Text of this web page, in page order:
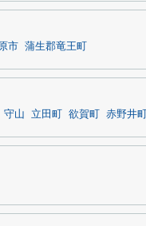
市 蒲生郡竜王町
守山 立田町 欲賀町 赤野井